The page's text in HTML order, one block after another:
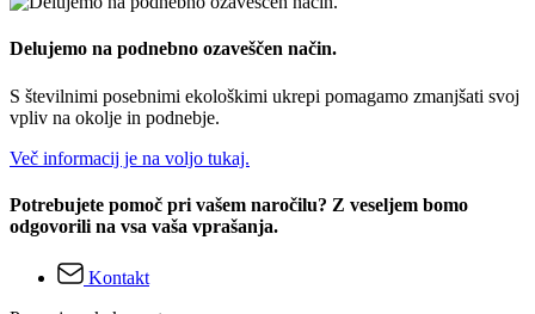
Delujemo na podnebno ozaveščen način.
S številnimi posebnimi ekološkimi ukrepi pomagamo zmanjšati svoj
vpliv na okolje in podnebje.
Več informacij je na voljo tukaj.
Potrebujete pomoč pri vašem naročilu? Z veseljem bomo
odgovorili na vsa vaša vprašanja.
Kontakt